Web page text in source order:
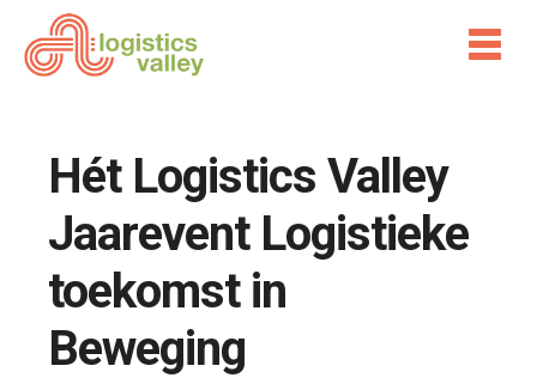
Hét Logistics Valley
Jaarevent Logistieke
toekomst in
Beweging